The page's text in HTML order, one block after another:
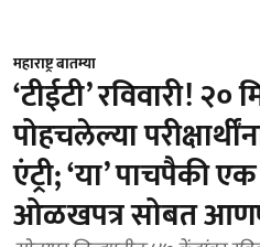
महाराष्ट्र बातम्या
‘टीईटी’ रविवारी!
पोहचलेल्या
एंट्री; ‘या’ पाचपैकी
ओळखपत्र सोबत